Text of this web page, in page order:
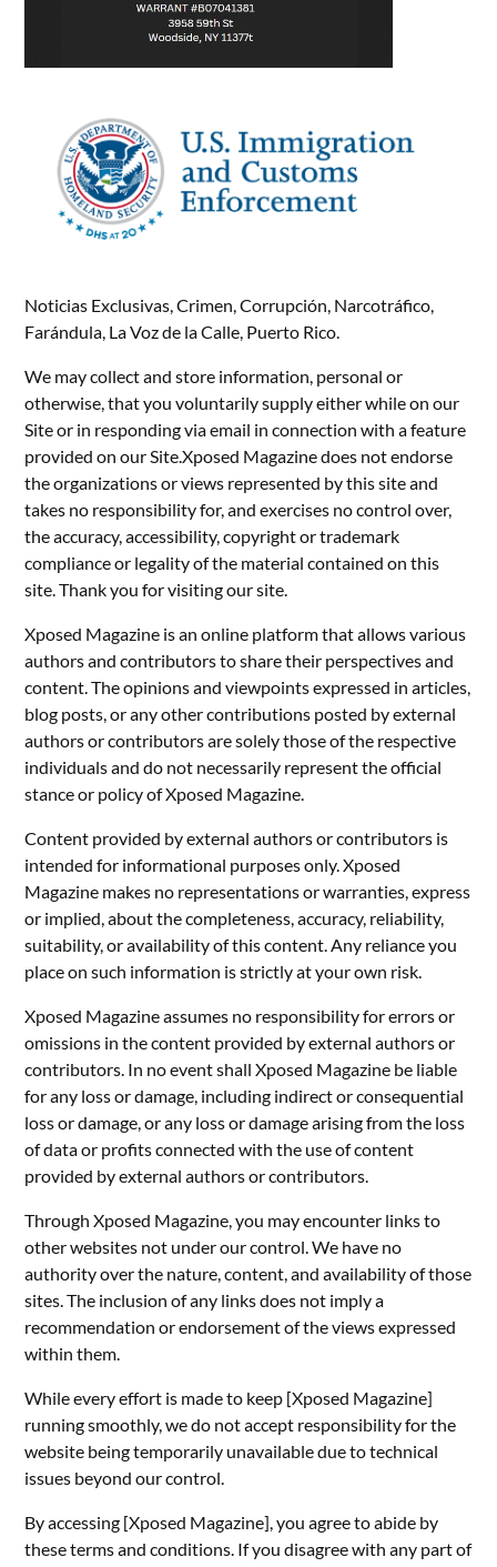
Noticias Exclusivas, Crimen, Corrupción, Narcotráfico,
Farándula, La Voz de la Calle, Puerto Rico.
We may collect and store information, personal or
otherwise, that you voluntarily supply either while on our
Site or in responding via email in connection with a feature
provided on our Site.Xposed Magazine does not endorse
the organizations or views represented by this site and
takes no responsibility for, and exercises no control over,
the accuracy, accessibility, copyright or trademark
compliance or legality of the material contained on this
site. Thank you for visiting our site.
Xposed Magazine is an online platform that allows various
authors and contributors to share their perspectives and
content. The opinions and viewpoints expressed in articles,
blog posts, or any other contributions posted by external
authors or contributors are solely those of the respective
individuals and do not necessarily represent the official
stance or policy of Xposed Magazine.
Content provided by external authors or contributors is
intended for informational purposes only. Xposed
Magazine makes no representations or warranties, express
or implied, about the completeness, accuracy, reliability,
suitability, or availability of this content. Any reliance you
place on such information is strictly at your own risk.
Xposed Magazine assumes no responsibility for errors or
omissions in the content provided by external authors or
contributors. In no event shall Xposed Magazine be liable
for any loss or damage, including indirect or consequential
loss or damage, or any loss or damage arising from the loss
of data or profits connected with the use of content
provided by external authors or contributors.
Through Xposed Magazine, you may encounter links to
other websites not under our control. We have no
authority over the nature, content, and availability of those
sites. The inclusion of any links does not imply a
recommendation or endorsement of the views expressed
within them.
While every effort is made to keep [Xposed Magazine]
running smoothly, we do not accept responsibility for the
website being temporarily unavailable due to technical
issues beyond our control.
By accessing [Xposed Magazine], you agree to abide by
these terms and conditions. If you disagree with any part of